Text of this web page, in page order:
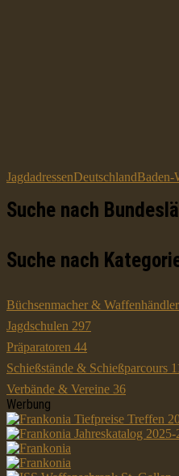
JagdadressenDeutschlandBaden-
Suche nach
Suche nach
Büchsenmacher & Waffenhändler
Jagdschulen 297
Präparatoren 44
Schießstände & Schießparcours
Verbände & Vereine 36
Werbung